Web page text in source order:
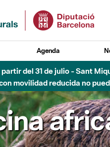
Agenda
partir del 31 de julio - Sant
movilidad reducida no